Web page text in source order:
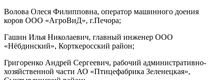
Волова Олеся Филипповна, оператор машинного доения
коров ООО «АгроВиД», г.Печора;
Гашин Илья Николаевич, главный инженер ООО
«Нёбдинский», Корткеросский район;
Григоренко Андрей Сергеевич, рабочий административно-
хозяйственной части АО «Птицефабрика Зеленецкая»,